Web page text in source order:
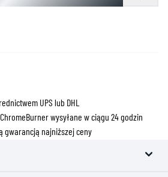
UPS lub DHL
wysyłane w ciągu 24 godzin
gwarancją najniższej ceny